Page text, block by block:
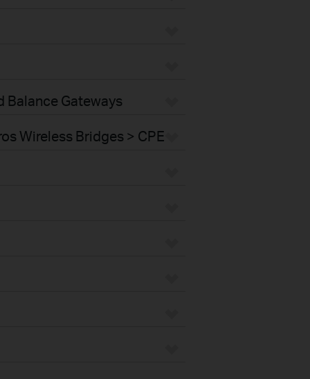
Balance Gateways
Wireless Bridges > CPE